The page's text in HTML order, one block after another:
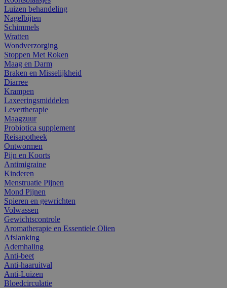
Luizen behandeling
Nagelbijten
Schimmels
Wratten
Wondverzorging
Stoppen Met Roken
Maag en Darm
Braken en Misselijkheid
Diarree
Krampen
Laxeeringsmiddelen
Levertherapie
Maagzuur
Probiotica supplement
Reisapotheek
Ontwormen
Pijn en Koorts
Antimigraine
Kinderen
Menstruatie Pijnen
Mond Pijnen
Spieren en gewrichten
Volwassen
Gewichtscontrole
Aromatherapie en Essentiele Olien
Afslanking
Ademhaling
Anti-beet
Anti-haaruitval
Anti-Luizen
Bloedcirculatie